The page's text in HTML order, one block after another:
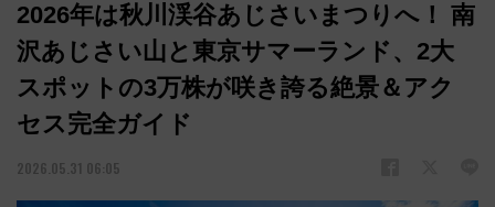
2026年は秋川渓谷あじさいまつりへ！ 南
沢あじさい山と東京サマーランド、2大
スポットの3万株が咲き誇る絶景＆アク
セス完全ガイド
2026.05.31 06:05